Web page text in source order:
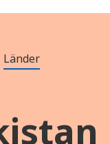
Länder